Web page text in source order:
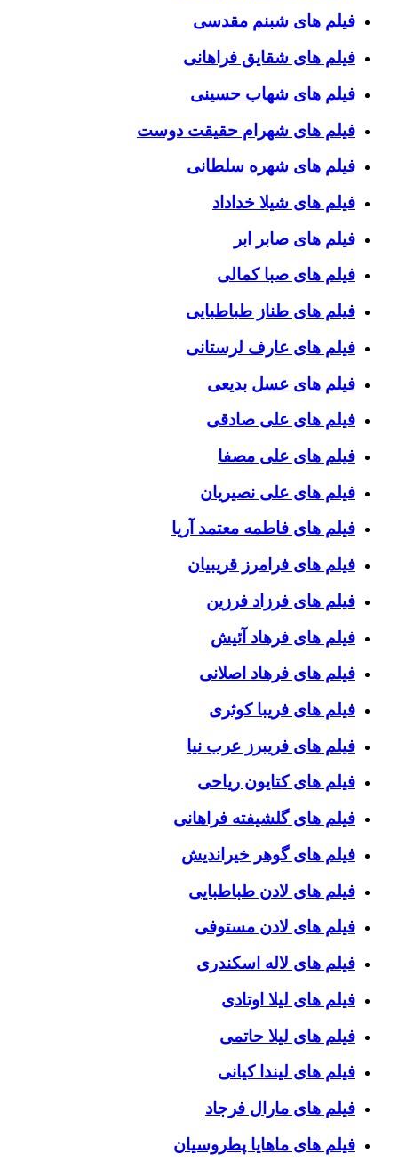
فیلم های شبنم مقدسی
فیلم های شقایق فراهانی
فیلم های شهاب حسینی
فیلم های شهرام حقیقت دوست
فیلم های شهره سلطانی
فیلم های شیلا خداداد
فیلم های صابر ابر
فیلم های صبا کمالی
فیلم های طناز طباطبایی
فیلم های عارف لرستانی
فیلم های عسل بدیعی
فیلم های علی صادقی
فیلم های علی مصفا
فیلم های علی نصیریان
فیلم های فاطمه معتمد آریا
فیلم های فرامرز قریبیان
فیلم های فرزاد فرزین
فیلم های فرهاد آئیش
فیلم های فرهاد اصلانی
فیلم های فریبا کوثری
فیلم های فریبرز عرب نیا
فیلم های کتایون ریاحی
فیلم های گلشیفته فراهانی
فیلم های گوهر خیراندیش
فیلم های لادن طباطبایی
فیلم های لادن مستوفی
فیلم های لاله اسکندری
فیلم های لیلا اوتادی
فیلم های لیلا حاتمی
فیلم های لیندا کیانی
فیلم های مارال فرجاد
فیلم های ماهایا پطروسیان